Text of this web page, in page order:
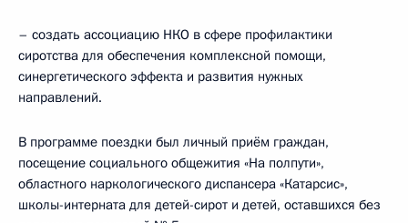
– создать ассоциацию НКО в сфере профилактики
сиротства для обеспечения комплексной помощи,
синергетического эффекта и развития нужных
направлений.
В программе поездки был личный приём граждан,
посещение социального общежития «На полпути»,
областного наркологического диспансера «Катарсис»,
школы-интерната для детей-сирот и детей, оставшихся без